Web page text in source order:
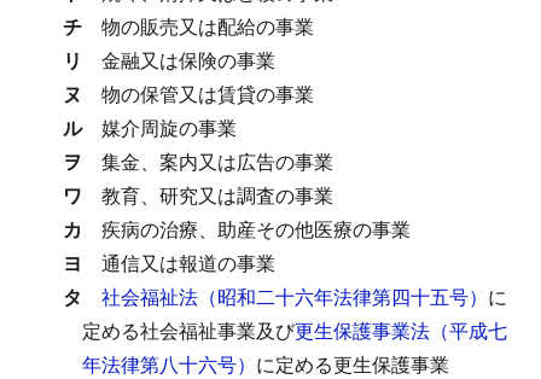
チ
物の販売又は配給の事業
リ
金融又は保険の事業
ヌ
物の保管又は賃貸の事業
ル
媒介周旋の事業
ヲ
集金、案内又は広告の事業
ワ
教育、研究又は調査の事業
カ
疾病の治療、助産その他医療の事業
ヨ
通信又は報道の事業
タ
社会福祉法（昭和二十六年法律第四十五号） に
定める社会福祉事業及び更生保護事業法（平成七
年法律第八十六号） に定める更生保護事業